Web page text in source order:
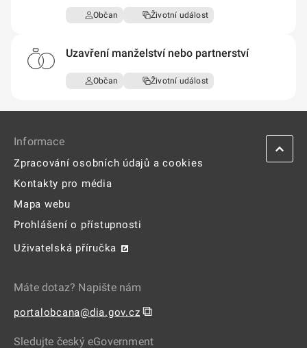
Informace
Zpracování osobních údajů a cookies
Kontakty pro média
Mapa webu
Prohlášení o přístupnosti
Uživatelská příručka
Máte dotaz? Napište nám
portalobcana@dia.gov.cz ⧉
Sledujte český eGovernment